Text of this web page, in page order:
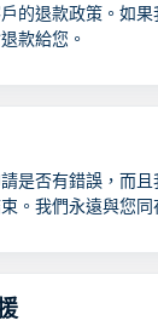
的退款政策。如
款給您。
是否有錯誤，而
。我們永遠與您同